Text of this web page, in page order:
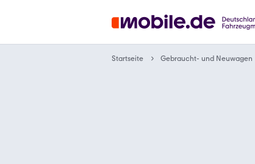
Startseite Gebraucht- und Neuwagen